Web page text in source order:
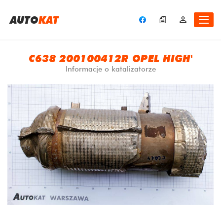
AUTOKAT
C638 200100412R OPEL HIGH'
Informacje o katalizatorze